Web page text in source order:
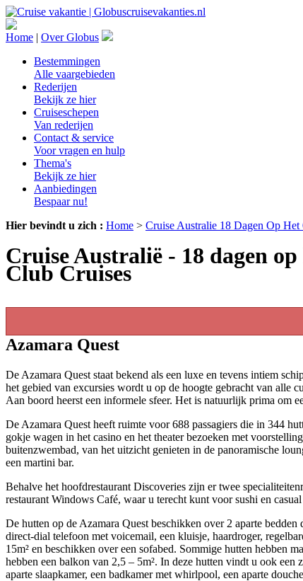
Home | Over Globus
Bestemmingen
Alle vaargebieden
Rederijen
Bekijk ze hier
Cruiseschepen
Van rederijen
Contact & service
Voor vragen en hulp
Thema's
Bekijk ze hier
Aanbiedingen
Bespaar nu!
Hier bevindt u zich : Home > Cruise Australie 18 Dagen Op
Cruise Australië - 18 dagen
Club Cruises
Azamara Quest
De Azamara Quest staat bekend als een luxe en tevens intiem
het gebied van excursies wordt u op de hoogte gebracht van alle
Aan boord heerst een informele sfeer. Het is natuurlijk prima om
De Azamara Quest heeft ruimte voor 688 passagiers die in 344
gokje wagen in het casino en het theater bezoeken met
buitenzwembad, van het uitzicht genieten in de panoramische
een martini bar.
Behalve het hoofdrestaurant Discoveries zijn er twee
restaurant Windows Café, waar u terecht kunt voor sushi en
De hutten op de Azamara Quest beschikken over 2 aparte
direct-dial telefoon met voicemail, een kluisje, haardroger,
15m² en beschikken over een sofabed. Sommige hutten hebben
hebben een balkon van 2,5 – 5m². In deze hutten vindt u ook
aparte slaapkamer, een badkamer met whirlpool, een aparte